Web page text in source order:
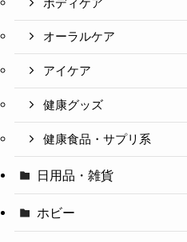
ボディケア
オーラルケア
アイケア
健康グッズ
健康食品・サプリ系
日用品・雑貨
ホビー